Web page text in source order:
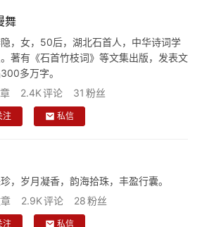
舞
，女，50后，湖北石首人，中华诗词学
著有《石首竹枝词》等文集出版，发表文
多万字。
2.4K评论 31 粉丝
注 私信
，岁月凝香，韵海拾珠，丰盈行囊。
2.9K评论 28粉丝
注 私信